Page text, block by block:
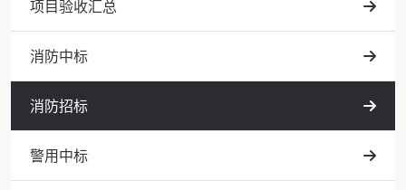
项目验收汇总
消防中标
消防招标
警用中标